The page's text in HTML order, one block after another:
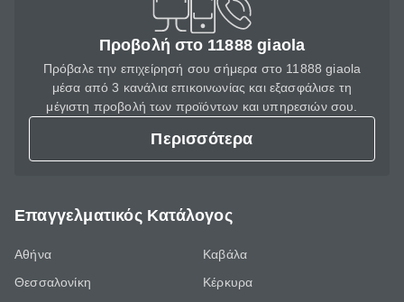
Προβολή στο 11888 giaola
Πρόβαλε την επιχείρησή σου σήμερα στο 11888 giaola
μέσα από 3 κανάλια επικοινωνίας και εξασφάλισε τη
μέγιστη προβολή των προϊόντων και υπηρεσιών σου.
Περισσότερα
Επαγγελματικός Κατάλογος
Αθήνα
Θεσσαλονίκη
Καβάλα
Κέρκυρα